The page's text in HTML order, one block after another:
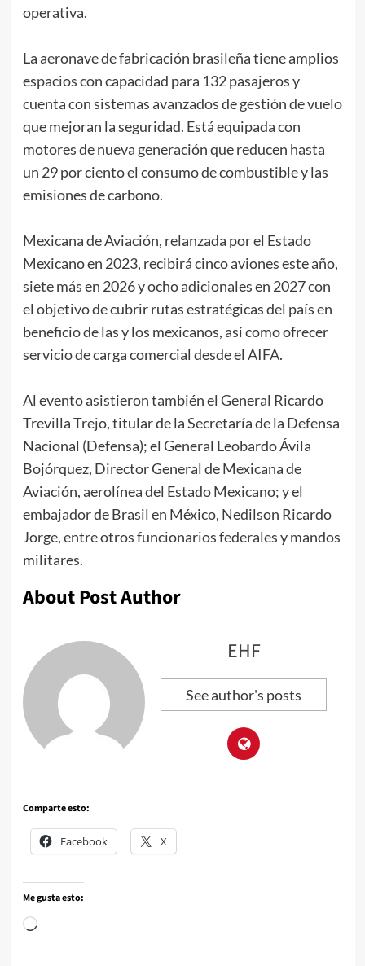
operativa.
La aeronave de fabricación brasileña tiene amplios
espacios con capacidad para 132 pasajeros y
cuenta con sistemas avanzados de gestión de vuelo
que mejoran la seguridad. Está equipada con
motores de nueva generación que reducen hasta
un 29 por ciento el consumo de combustible y las
emisiones de carbono.
Mexicana de Aviación, relanzada por el Estado
Mexicano en 2023, recibirá cinco aviones este año,
siete más en 2026 y ocho adicionales en 2027 con
el objetivo de cubrir rutas estratégicas del país en
beneficio de las y los mexicanos, así como ofrecer
servicio de carga comercial desde el AIFA.
Al evento asistieron también el General Ricardo
Trevilla Trejo, titular de la Secretaría de la Defensa
Nacional (Defensa); el General Leobardo Ávila
Bojórquez, Director General de Mexicana de
Aviación, aerolínea del Estado Mexicano; y el
embajador de Brasil en México, Nedilson Ricardo
Jorge, entre otros funcionarios federales y mandos
militares.
About Post Author
EHF
See author's posts
Comparte esto:
Facebook X
Me gusta esto: